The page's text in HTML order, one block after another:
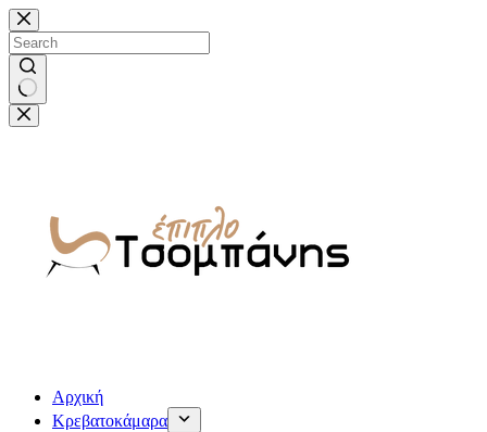
Μετάβαση
στο
περιεχόμενο
No
results
Αρχική
Κρεβατοκάμαρα